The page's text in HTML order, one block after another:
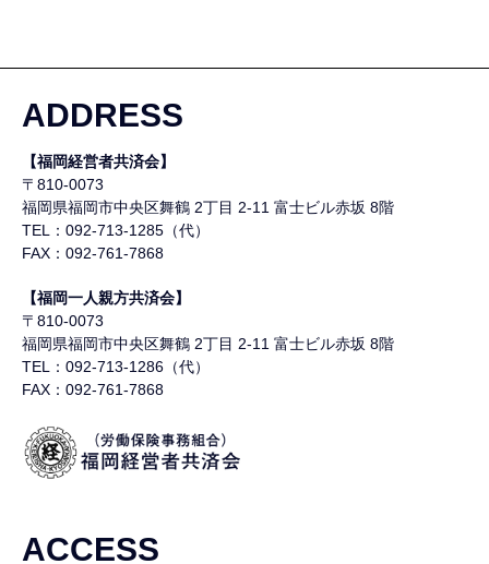
ADDRESS
【福岡経営者共済会】
〒810-0073
福岡県福岡市中央区舞鶴 2丁目 2-11 富士ビル赤坂 8階
TEL：092-713-1285（代）
FAX：092-761-7868
【福岡一人親方共済会】
〒810-0073
福岡県福岡市中央区舞鶴 2丁目 2-11 富士ビル赤坂 8階
TEL：092-713-1286（代）
FAX：092-761-7868
ACCESS